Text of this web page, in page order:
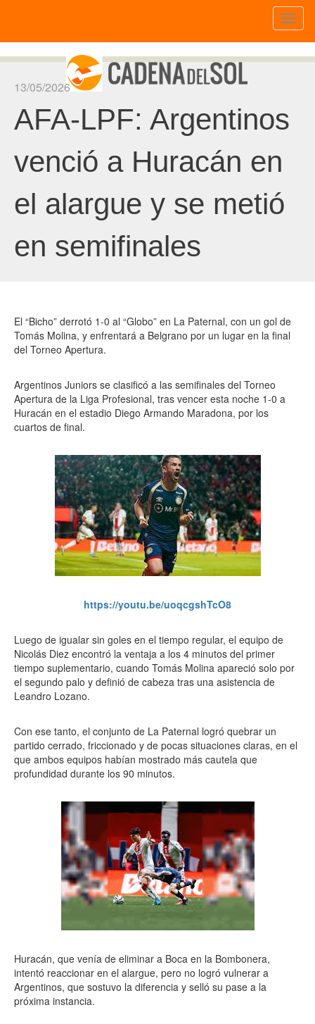
13/05/2026
AFA-LPF: Argentinos
venció a Huracán en
el alargue y se metió
en semifinales
El “Bicho” derrotó 1-0 al “Globo” en La Paternal, con un gol de
Tomás Molina, y enfrentará a Belgrano por un lugar en la final
del Torneo Apertura.
Argentinos Juniors se clasificó a las semifinales del Torneo
Apertura de la Liga Profesional, tras vencer esta noche 1-0 a
Huracán en el estadio Diego Armando Maradona, por los
cuartos de final.
https://youtu.be/uoqcgshTcO8
Luego de igualar sin goles en el tiempo regular, el equipo de
Nicolás Diez encontró la ventaja a los 4 minutos del primer
tiempo suplementario, cuando Tomás Molina apareció solo por
el segundo palo y definió de cabeza tras una asistencia de
Leandro Lozano.
Con ese tanto, el conjunto de La Paternal logró quebrar un
partido cerrado, friccionado y de pocas situaciones claras, en el
que ambos equipos habían mostrado más cautela que
profundidad durante los 90 minutos.
Huracán, que venía de eliminar a Boca en la Bombonera,
intentó reaccionar en el alargue, pero no logró vulnerar a
Argentinos, que sostuvo la diferencia y selló su pase a la
próxima instancia.